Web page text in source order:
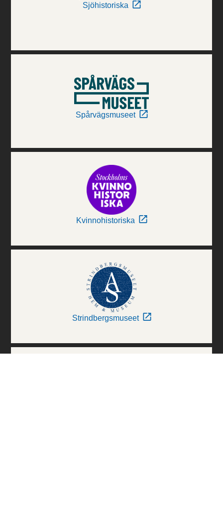
Sjöhistoriska
Spårvägsmuseet
Kvinnohistoriska
Strindbergsmuseet